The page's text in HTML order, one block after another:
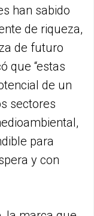
han sabido
de riqueza,
de futuro
que “estas
de un
sectores
para
y con